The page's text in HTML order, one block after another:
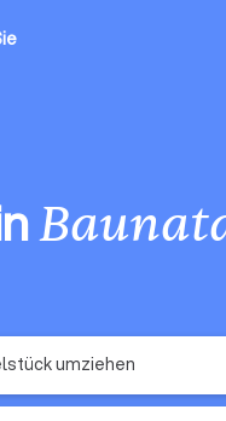
umziehen